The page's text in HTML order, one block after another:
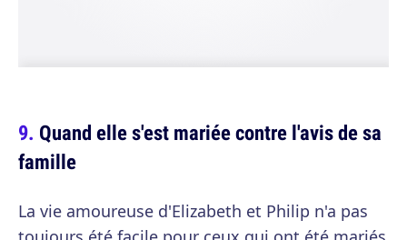
Quand elle s'est mariée contre l'avis de sa
famille
La vie amoureuse d'Elizabeth et Philip n'a pas